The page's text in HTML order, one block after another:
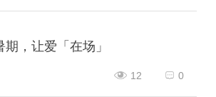
，让爱「在场」
0
12